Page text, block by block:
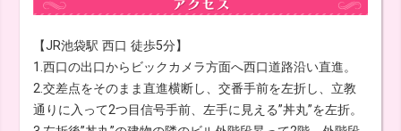
【JR池袋駅 西口 徒歩5分】
1.西口の出口からビックカメラ方面へ西口道路沿い直進。
2.交差点をそのまま直進横断し、交番手前を左折し、立教
通りに入って2つ目信号手前、左手に見える”丼丸”を左折。